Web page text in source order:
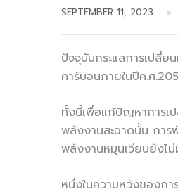
SEPTEMBER 11, 2023
ปัจจุบันกระแสการเปลี่
คาร์บอนภายในปีค.ศ
ทั้งนี้เพื่อแก้ปัญหาการเ
พลังงานสะอาดนั้น การ
พลังงานหมุนเวียนยังไ
หนึ่งในความหวังของก